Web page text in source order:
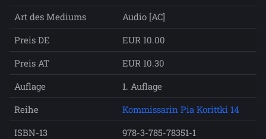
Art des Mediums
Audio [AC]
Preis DE
EUR 10.00
Preis AT
EUR 10.30
Auflage
1. Auflage
Reihe
Kommissarin Pia Korittki 14
ISBN-13
978-3-785-78351-1